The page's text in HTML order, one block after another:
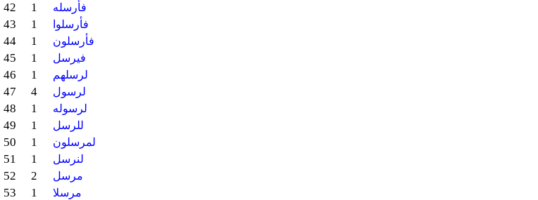
42 1 فأرسله
43 1 فأرسلوا
44 1 فأرسلون
45 1 فيرسل
46 1 لرسلهم
47 4 لرسول
48 1 لرسوله
49 1 للرسل
50 1 لمرسلون
51 1 لنرسل
52 2 مرسل
53 1 مرسلا